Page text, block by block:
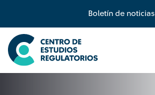
Boletín de noticias
Búsqueda
Seleccione país